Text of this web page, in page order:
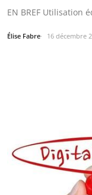
EN BREF
Élise Fabre 16 décembre